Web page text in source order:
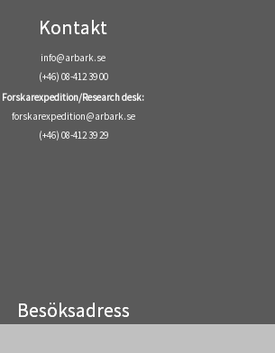
Kontakt
info@arbark.se
(+46) 08-412 39 00
Forskarexpedition/Research desk:
forskarexpedition@arbark.se
(+46) 08-412 39 29
Besöksadress